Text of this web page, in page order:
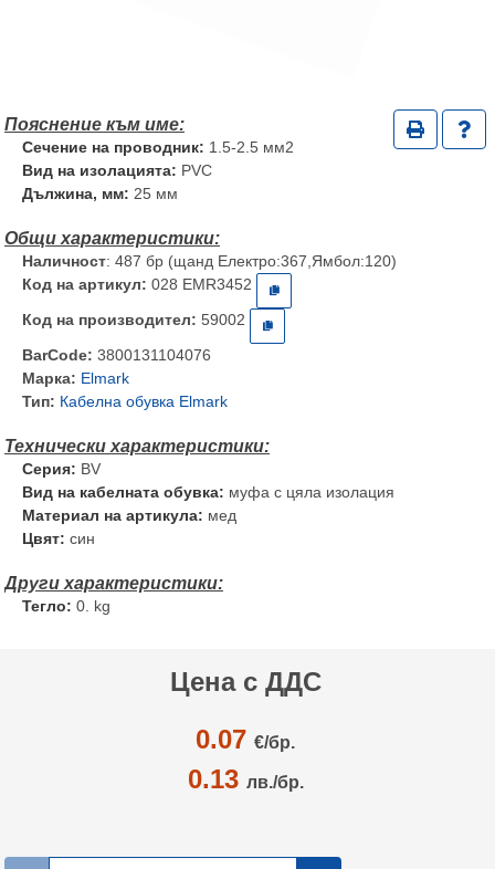
Сечение на проводник: 1.5-2.5 мм2
Вид на изолацията: PVC
Дължина, мм: 25 мм
Наличност: 487 бр (щанд Електро:367,Ямбол:120)
Код на артикул: 028 EMR3452
Код на производител: 59002
BarCode: 3800131104076
Марка: Elmark
Тип: Кабелна обувка Elmark
Серия: BV
Вид на кабелната обувка: муфа с цяла изолация
Материал на артикула: мед
Цвят: син
Тегло: 0. kg
Цена с ДДС
0.07 €/бр.
0.13 лв./бр.